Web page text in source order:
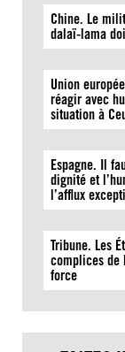
Chine. Le
dalaï-lama
Union
réagir avec
situation à
Espagne. Il
dignité et
l’afflux
Tribune. Les
complices de
force